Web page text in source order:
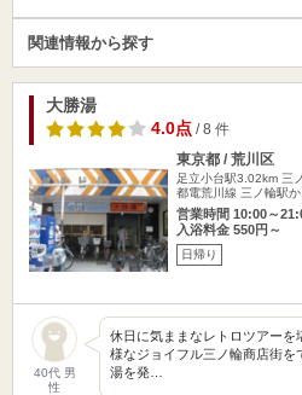
関連情報から探す
大勝湯
4.0点/ 8 件
東京都 / 荒川区
足立小台駅3.02km 三
都電荒川線 三ノ輪駅
営業時間 10:00～
入浴料金 550円～
日帰り
40代 男
性
休日に気ままなレトロツアー
様なジョイフル三ノ輪商店街を
湯を発…